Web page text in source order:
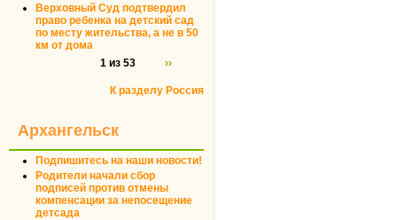
Верховный Суд подтвердил
право ребенка на детский сад
по месту жительства, а не в 50
км от дома
1 из 53
››
К разделу Россия
Архангельск
Подпишитесь на наши новости!
Родители начали сбор
подписей против отмены
компенсации за непосещение
детсада